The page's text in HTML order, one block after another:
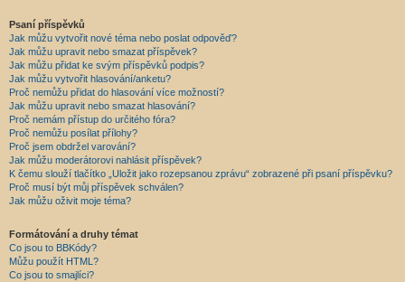
Psaní příspěvků
Jak můžu vytvořit nové téma nebo poslat odpověď?
Jak můžu upravit nebo smazat příspěvek?
Jak můžu přidat ke svým příspěvků podpis?
Jak můžu vytvořit hlasování/anketu?
Proč nemůžu přidat do hlasování více možností?
Jak můžu upravit nebo smazat hlasování?
Proč nemám přístup do určitého fóra?
Proč nemůžu posílat přílohy?
Proč jsem obdržel varování?
Jak můžu moderátorovi nahlásit příspěvek?
K čemu slouží tlačítko „Uložit jako rozepsanou zprávu“ zobrazené při psaní příspěvku?
Proč musí být můj příspěvek schválen?
Jak můžu oživit moje téma?
Formátování a druhy témat
Co jsou to BBKódy?
Můžu použít HTML?
Co jsou to smajlíci?